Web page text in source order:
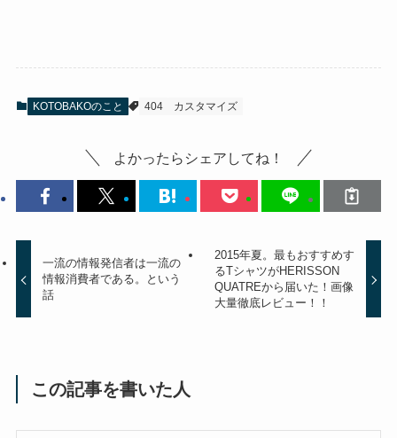
KOTOBAKOのこと 404 カスタマイズ
よかったらシェアしてね！
一流の情報発信者は一流の
情報消費者である。という
話
2015年夏。最もおすすめす
るTシャツがHERISSON
QUATREから届いた！画像
大量徹底レビュー！！
この記事を書いた人